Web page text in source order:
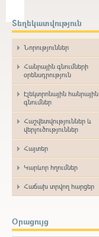
Տեղեկատվություն
Նորություններ
Հանրային գնումների
օրենսդրություն
Էլեկտրոնային հանրային
գնումներ
Հաշվետվություններ և
վերլուծություններ
Հայտեր
Կարևոր հղումներ
Հաճախ տրվող հարցեր
Օրացույց